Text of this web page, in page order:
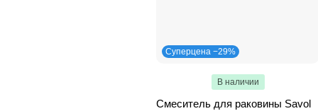
Суперцена −29%
В наличии
Смеситель для раковины Savol